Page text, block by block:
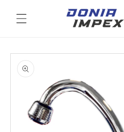
conținut
informațiile
despre
produs